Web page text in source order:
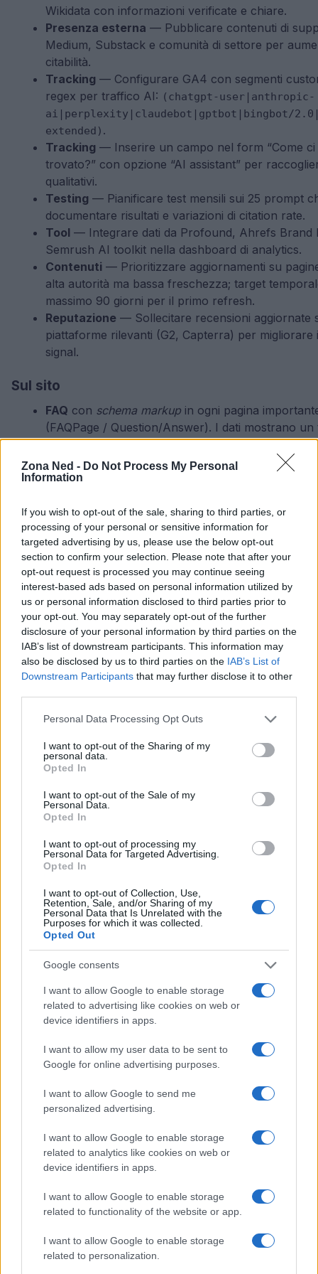
Zona Ned - Do Not Process My Personal
Information
If you wish to opt-out of the sale, sharing to third parties, or
processing of your personal or sensitive information for
targeted advertising by us, please use the below opt-out
section to confirm your selection. Please note that after your
opt-out request is processed you may continue seeing
interest-based ads based on personal information utilized by
us or personal information disclosed to third parties prior to
your opt-out. You may separately opt-out of the further
disclosure of your personal information by third parties on the
IAB’s list of downstream participants. This information may
also be disclosed by us to third parties on the IAB’s List of
Downstream Participants that may further disclose it to other
Please note that this website/app uses one or more Google
not limited to your visit or usage behaviour. You may click to
grant or deny consent to Google and its third-party tags to
use your data for below specified purposes in below Google
consent section.
Personal Data Processing Opt Outs
I want to opt-out of the Sharing of my
personal data.
Opted In
I want to opt-out of the Sale of my
Personal Data.
Opted In
I want to opt-out of processing my
Personal Data for Targeted Advertising.
Opted In
I want to opt-out of Collection, Use,
Retention, Sale, and/or Sharing of my
Personal Data that Is Unrelated with the
Purposes for which it was collected.
Opted Out
Google consents
I want to allow Google to enable storage
related to advertising like cookies on web or
device identifiers in apps.
I want to allow my user data to be sent to
Google for online advertising purposes.
I want to allow Google to send me
personalized advertising.
I want to allow Google to enable storage
related to analytics like cookies on web or
device identifiers in apps.
I want to allow Google to enable storage
related to functionality of the website or app.
I want to allow Google to enable storage
related to personalization.
Wikidata con informazioni verificate e chiare.
Presenza esterna — Pubblicare contenuti di
Medium, Substack e comunità di settore per
citabilità.
Tracking — Configurare GA4 con segmenti
regex per traffico AI: (chatgpt-user|anthropic-
ai|perplexity|claudebot|gptbot|bingbot/
extended) .
Tracking — Inserire un campo nel form “Come ci
trovato?” con opzione “AI assistant” per
qualitativi.
Testing — Pianificare test mensili sui 25 prompt
documentare risultati e variazioni di citation rate.
Tool — Integrare dati da Profound, Ahrefs Brand
Semrush AI toolkit nella dashboard di analytics.
Contenuti — Prioritizzare aggiornamenti su
alta autorità ma bassa freschezza; target
massimo 90 giorni per il primo refresh.
Reputazione — Sollecitare recensioni aggiornate
piattaforme rilevanti (G2, Capterra) per migliorare
signal.
Sul sito
FAQ con schema markup in ogni pagina
(FAQPage / Question/Answer). I dati mostrano un
chiaro: le pagine con markup aumentano le
citazione nelle risposte AI.
H1/H2formulate come domanda per allinearsi a
migliora il matching con intent di ricerca
Inserire un riassunto di 3 frasiall’inizio di ogni
riassunto deve contenere le informazioni chiave e
fonte primaria quando disponibile.
Verificare accessibilità senza JavaScript e
contenutiserver-renderedquando possibile.
fallback HTML completo per pagine critiche entro
prossima release.
Controllarerobots.txt: non bloccare bot rilevanti
GPTBot,Claude-Web, PerplexityBot. Il
operativo si articola in test di crawling e verifica
risposte per ciascun bot.
Aggiornare profilo LinkedIn e pagine autore con
chiaro e riferimenti alle fonti. Azioni concrete
implementabili: fornire link primari e data di
visibile.
Sollevare review fresche su G2/Capterra per
SaaS. Milestone: ottenere almeno cinque
aggiornate ogni trimestre per mantenere il profile
verificabili. Dal punto di vista strategico, le voci
aumentano la probabilità di retrieval dai modelli
Pubblicare contenuti originali su Medium,
framework operativo include test A/B sui canali
Tracking
assistenti AI usando la regex(chatgpt-
ai|perplexity|claudebot|gptbot|bingbot/
extended). I dati mostrano un trend chiaro: senza
segmenti specifici il traffico AI si mescola al
Aggiungere al form di contatto un campo di
opzioneAI Assistant, in modo da raccogliere dati
dichiarativi degli utenti e migliorare la misurazione
conversioni attribuite alle risposte AI. Dal punto di
strategico, questo permette di collegare le
Pianificare iltest mensile dei 25 prompte
risultati in un foglio condiviso. Il framework